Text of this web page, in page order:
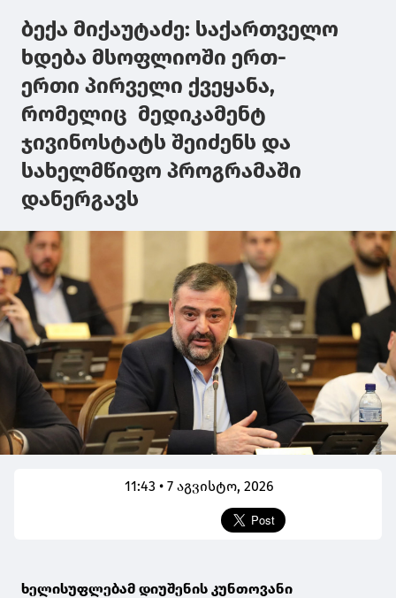
ბექა მიქაუტაძე: საქართველო
ხდება მსოფლიოში ერთ-
ერთი პირველი ქვეყანა,
რომელიც მედიკამენტ
ჯივინოსტატს შეიძენს და
სახელმწიფო პროგრამაში
დანერგავს
11:43 • 7 აგვისტო, 2026
ხელისუფლებამ დიუშენის კუნთოვანი